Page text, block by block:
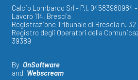
Calcio Lombardo Srl - P.I. 04583980984
Lavoro 114, Brescia
Registrazione Tribunale di Brescia n. 32
Registro degli Operatori della
39389
By OnSoftware
and Webscream